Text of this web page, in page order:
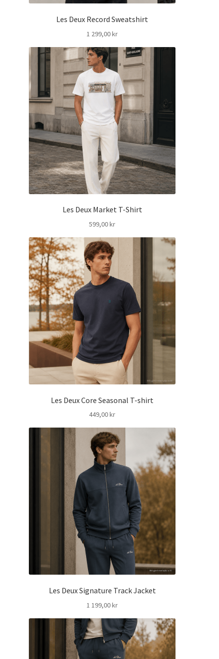
Les Deux Record Sweatshirt
1 299,00kr
Les Deux Market T-Shirt
599,00kr
Les Deux Core Seasonal T-shirt
449,00kr
Les Deux Signature Track Jacket
1 199,00kr